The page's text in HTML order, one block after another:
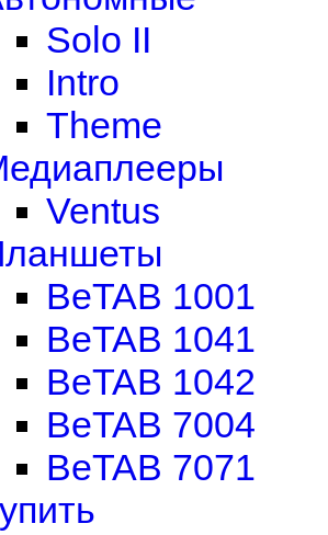
Solo II
Intro
Theme
Ventus
BeTAB 1001
BeTAB 1041
BeTAB 1042
BeTAB 7004
BeTAB 7071